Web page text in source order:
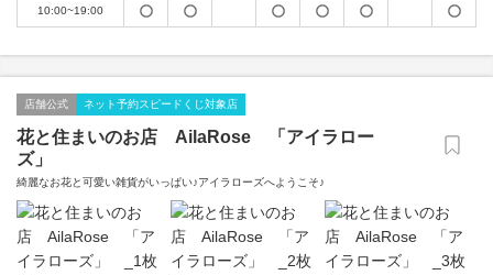
10:00~19:00
店舗公式 ネット予約スピードくじ対象店
花と住まいのお店 AilaRose 「アイラロー
ズ」
綺麗なお花と可愛い雑貨がいっぱい♪アイラローズへようこそ♪